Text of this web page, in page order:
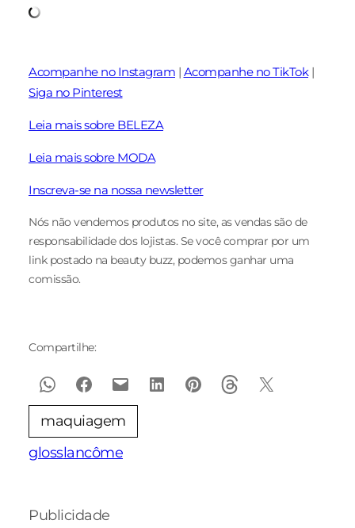
Acompanhe no Instagram | Acompanhe no TikTok|
Siga no Pinterest
Leia mais sobre BELEZA
Leia mais sobre MODA
Inscreva-se na nossa newsletter
Nós não vendemos produtos no site, as vendas são de
responsabilidade dos lojistas. Se você comprar por um
link postado na beauty buzz, podemos ganhar uma
comissão.
Compartilhe:
maquiagem
glosslancôme
Publicidade